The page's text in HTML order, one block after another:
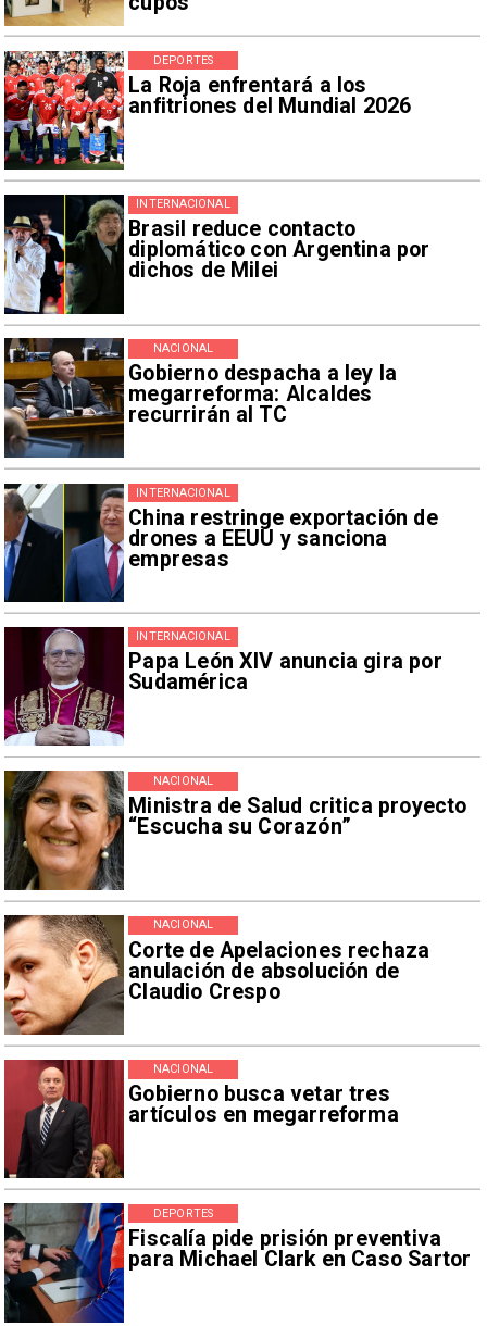
La Roja enfrentará a los
anfitriones del Mundial 2026
DEPORTES
Brasil reduce contacto
diplomático con Argentina por
dichos de Milei
INTERNACIONAL
Gobierno despacha a ley la
megarreforma: Alcaldes
recurrirán al TC
NACIONAL
China restringe exportación de
drones a EEUU y sanciona
empresas
INTERNACIONAL
Papa León XIV anuncia gira por
Sudamérica
INTERNACIONAL
Ministra de Salud critica proyecto
“Escucha su Corazón”
NACIONAL
Corte de Apelaciones rechaza
anulación de absolución de
Claudio Crespo
NACIONAL
Gobierno busca vetar tres
artículos en megarreforma
NACIONAL
Fiscalía pide prisión preventiva
para Michael Clark en Caso Sartor
DEPORTES